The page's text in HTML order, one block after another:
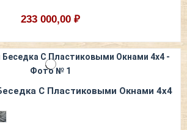
233 000,00 ₽
С Пластиковыми Окнами 4х4